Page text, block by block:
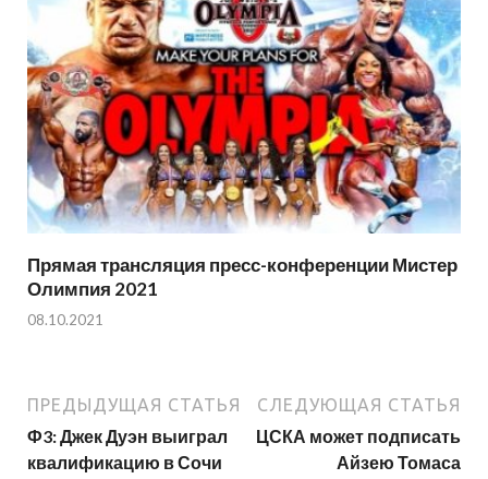
Прямая трансляция пресс-конференции Мистер
Олимпия 2021
08.10.2021
ПРЕДЫДУЩАЯ СТАТЬЯ
Ф3: Джек Дуэн выиграл
квалификацию в Сочи
СЛЕДУЮЩАЯ СТАТЬЯ
ЦСКА может подписать
Айзею Томаса